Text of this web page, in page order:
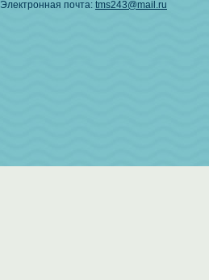
Электронная почта: tms243@mail.ru